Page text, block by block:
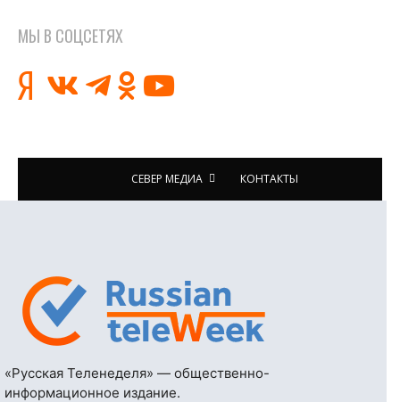
МЫ В СОЦСЕТЯХ
СЕВЕР МЕДИА КОНТАКТЫ
«Русская Теленеделя» — общественно-
информационное издание.